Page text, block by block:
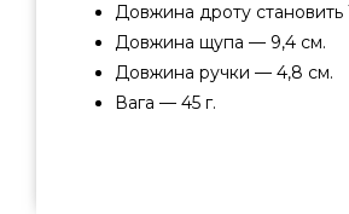
Довжина дроту становить
Довжина щупа — 9,4 см.
Довжина ручки — 4,8 см.
Вага — 45 г.